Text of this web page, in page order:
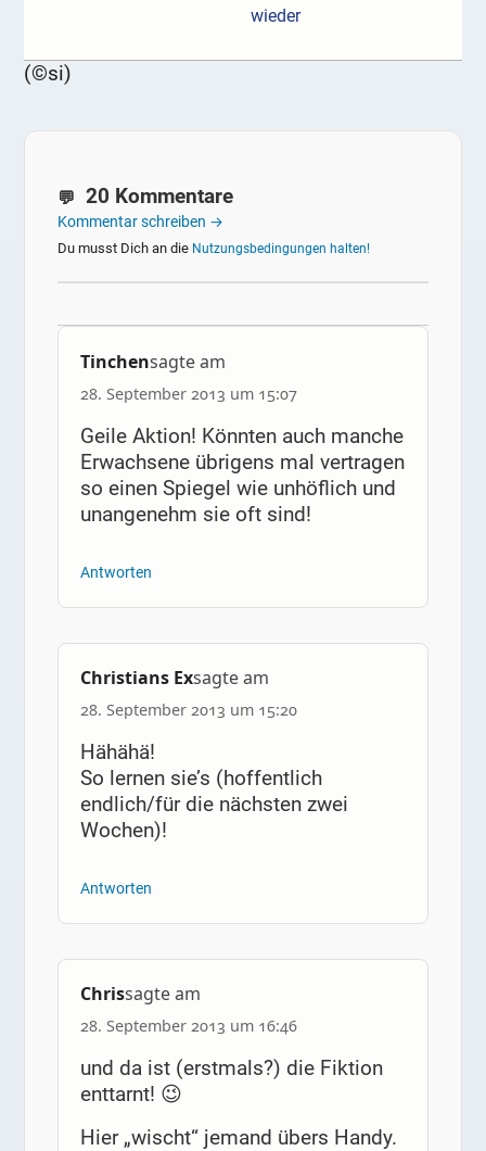
wieder
(©si)
20 Kommentare
Kommentar schreiben →
Du musst Dich an die Nutzungsbedingungen halten!
Tinchensagte am
28. September 2013 um 15:07
Geile Aktion! Könnten auch manche
Erwachsene übrigens mal vertragen
so einen Spiegel wie unhöflich und
unangenehm sie oft sind!
Antworten
Christians Exsagte am
28. September 2013 um 15:20
Hähähä!
So lernen sie’s (hoffentlich
endlich/für die nächsten zwei
Wochen)!
Antworten
Chrissagte am
28. September 2013 um 16:46
und da ist (erstmals?) die Fiktion
enttarnt! 😉
Hier „wischt“ jemand übers Handy.